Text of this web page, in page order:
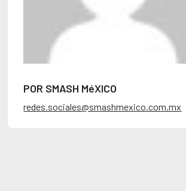
POR SMASH MéXICO
redes.sociales@smashmexico.com.mx